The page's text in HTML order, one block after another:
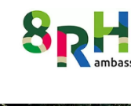
Doorgaan
naar
inhoud